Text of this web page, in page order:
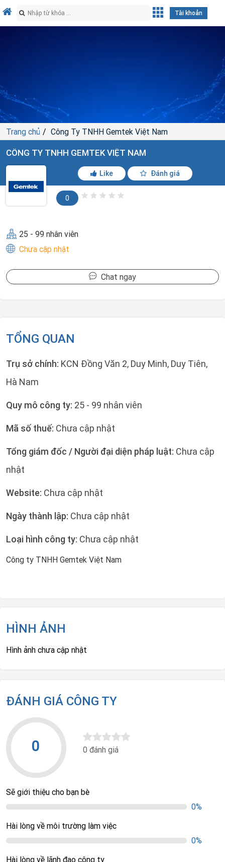
Tài khoản
Trang chủ Công Ty TNHH Gemtek Việt Nam
CÔNG TY TNHH GEMTEK VIỆT NAM
Like Đánh giá
0
25 - 99 nhân viên
Chưa cập nhật
Chat ngay
TỔNG QUAN
Trụ sở chính: KCN Đồng Văn 2, Duy Minh, Duy Tiên,
Hà Nam
Quy mô công ty: 25 - 99 nhân viên
Mã số thuế: Chưa cập nhật
Tổng giám đốc / Người đại diện pháp luật: Chưa cập
nhật
Website: Chưa cập nhật
Ngày thành lập: Chưa cập nhật
Loại hình công ty: Chưa cập nhật
Công ty TNHH Gemtek Việt Nam
HÌNH ẢNH
Hình ảnh chưa cập nhật
ĐÁNH GIÁ CÔNG TY
0 0 đánh giá
Sẽ giới thiệu cho bạn bè
0%
Hài lòng về môi trường làm việc
0%
Hài lòng về lãnh đạo công ty